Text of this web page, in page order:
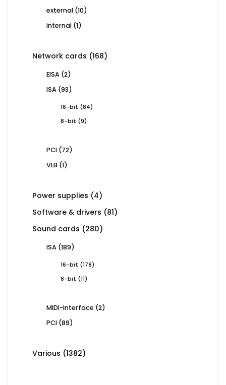
external 1010
internal 11
Network cards 168168
EISA 22
ISA 9393
16-bit 8484
8-bit
99
PCI 7272
VLB 11
Power supplies 44
Software & drivers 8181
Sound cards 280280
ISA 189189
16-bit 178178
8-bit
1111
MIDI-Interface 22
PCI 8989
Various 13821382